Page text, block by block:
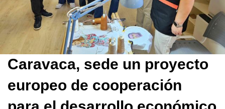
Caravaca, sede un proyecto
europeo de cooperación